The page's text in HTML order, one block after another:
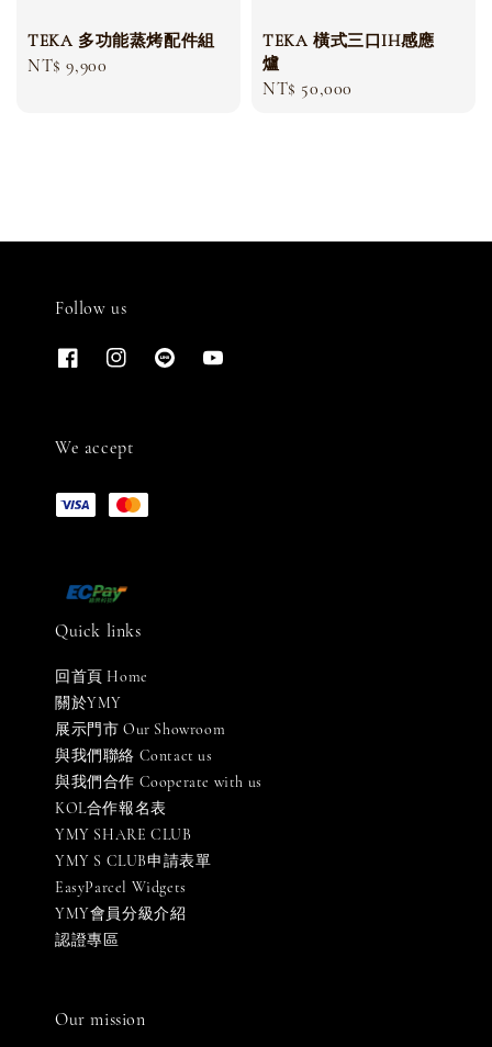
TEKA 多功能蒸烤配件組
Regular
NT$ 9,900
TEKA 橫式三口IH感應
爐
Regular
NT$ 50,000
Follow us
We accept
Quick links
回首頁 Home
關於YMY
展示門市 Our Showroom
與我們聯絡 Contact us
與我們合作 Cooperate with us
KOL合作報名表
YMY SHARE CLUB
YMY S CLUB申請表單
EasyParcel Widgets
YMY會員分級介紹
認證專區
Our mission